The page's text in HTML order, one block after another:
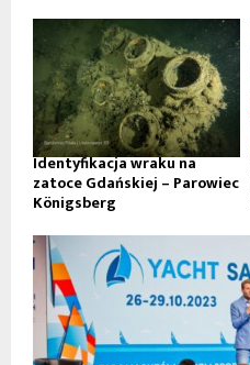
Identyfikacja wraku na
zatoce Gdańskiej – Parowiec
Königsberg